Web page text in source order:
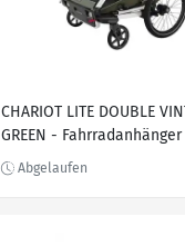
CHARIOT LITE DOUBLE
GREEN - Fahrradanhänger